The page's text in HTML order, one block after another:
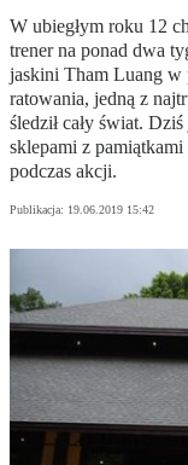
W ubiegłym roku 12
trener na ponad dwa
jaskini Tham Luang w
ratowania, jedną z
śledził cały świat.
sklepami z
podczas akcji.
Publikacja: 19.06.2019 15:42